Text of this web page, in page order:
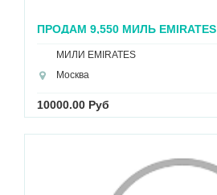
ПРОДАМ 9,550 МИЛЬ EMIRATES
МИЛИ EMIRATES
Москва
10000.00 Руб